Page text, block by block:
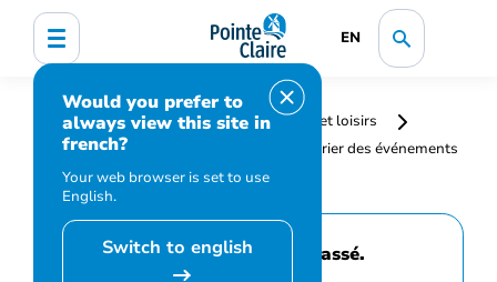
EN
Would you prefer to
always view this site in
french?
Your web browser is set to use
English.
Switch to english
Accueil
Bibliothèque, culture, sports et loisirs
Programmation et inscription
Calendrier des événements
et activités
Présentoir de livres
Cet événement est passé.